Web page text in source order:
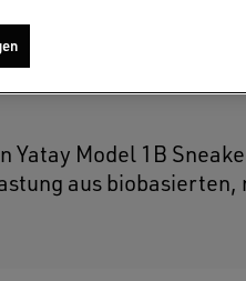
Yatay Model 1B
aus